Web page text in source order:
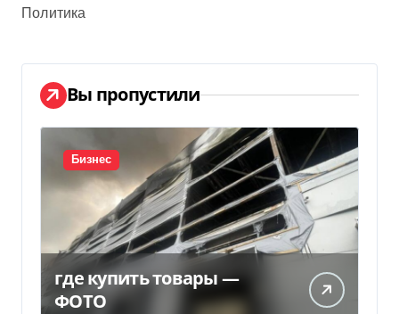
Политика
Вы пропустили
Бизнес
где купить товары —
ФОТО